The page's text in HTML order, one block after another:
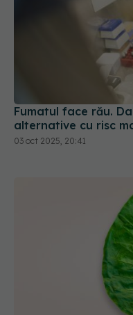
Fumatul face rău.
alternative cu risc
03 oct 2025, 20:41